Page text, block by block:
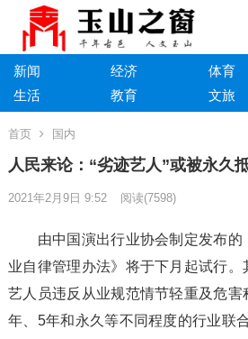
新闻 经济 体育
生活
教育 文旅
首页 国内
人民来论：“劣迹艺人”或被永久
2021年2月9日 9:52 阅读(7598)
由中国演出行业协会制定发布的
业自律管理办法》将于下月起试行。
艺人员违反从业规范情节轻重及危
年、5年和永久等不同程度的行业联